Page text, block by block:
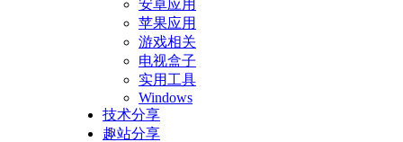
安卓应用
苹果应用
游戏相关
电视盒子
实用工具
Windows
技术分享
趣站分享